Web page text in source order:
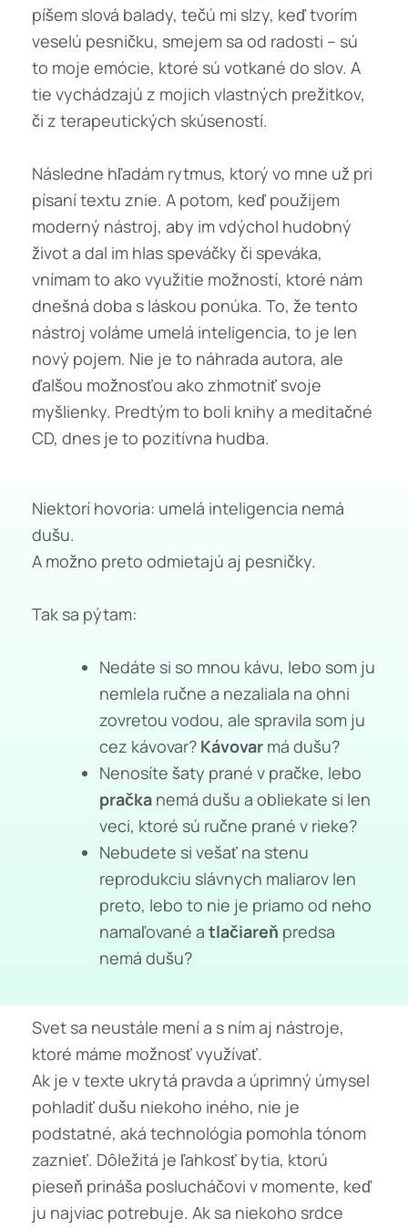
píšem slová balady, tečú mi slzy, keď tvorím
veselú pesničku, smejem sa od radosti – sú
to moje emócie, ktoré sú votkané do slov. A
tie vychádzajú z mojich vlastných prežitkov,
či z terapeutických skúseností.
Následne hľadám rytmus, ktorý vo mne už pri
písaní textu znie. A potom, keď použijem
moderný nástroj, aby im vdýchol hudobný
život a dal im hlas speváčky či speváka,
vnímam to ako využitie možností, ktoré nám
dnešná doba s láskou ponúka. To, že tento
nástroj voláme umelá inteligencia, to je len
nový pojem. Nie je to náhrada autora, ale
ďalšou možnosťou ako zhmotniť svoje
myšlienky. Predtým to boli knihy a meditačné
CD, dnes je to pozitívna hudba.
Niektorí hovoria: umelá inteligencia nemá
dušu.
A možno preto odmietajú aj pesničky.
Tak sa pýtam:
Nedáte si so mnou kávu, lebo som ju
nemlela ručne a nezaliala na ohni
zovretou vodou, ale spravila som ju
cez kávovar? Kávovar má dušu?
Nenosíte šaty prané v pračke, lebo
pračka nemá dušu a obliekate si len
veci, ktoré sú ručne prané v rieke?
Nebudete si vešať na stenu
reprodukciu slávnych maliarov len
preto, lebo to nie je priamo od neho
namaľované a tlačiareň predsa
nemá dušu?
Svet sa neustále mení a s ním aj nástroje,
ktoré máme možnosť využívať.
Ak je v texte ukrytá pravda a úprimný úmysel
pohladiť dušu niekoho iného, nie je
podstatné, aká technológia pomohla tónom
zaznieť. Dôležitá je ľahkosť bytia, ktorú
pieseň prináša poslucháčovi v momente, keď
ju najviac potrebuje. Ak sa niekoho srdce